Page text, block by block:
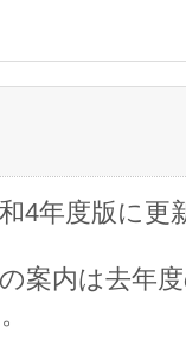
4年度版に更
案内は去年